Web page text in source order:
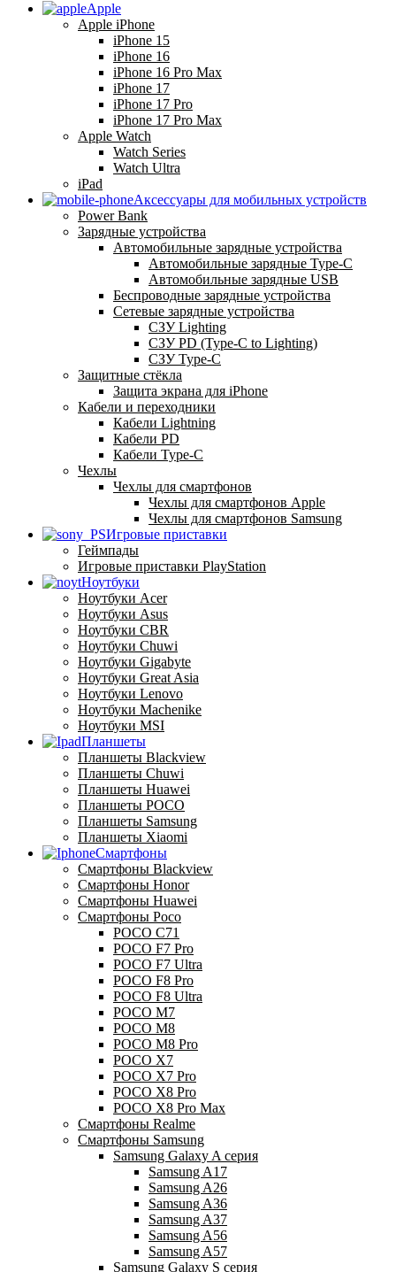
Apple
Apple iPhone
iPhone 15
iPhone 16
iPhone 16 Pro Max
iPhone 17
iPhone 17 Pro
iPhone 17 Pro Max
Apple Watch
Watch Series
Watch Ultra
iPad
Аксессуары для мобильных устройств
Power Bank
Зарядные устройства
Автомобильные зарядные устройства
Автомобильные зарядные Type-C
Автомобильные зарядные USB
Беспроводные зарядные устройства
Сетевые зарядные устройства
СЗУ Lighting
СЗУ PD (Type-C to Lighting)
СЗУ Type-C
Защитные стёкла
Защита экрана для iPhone
Кабели и переходники
Кабели Lightning
Кабели PD
Кабели Type-C
Чехлы
Чехлы для смартфонов
Чехлы для смартфонов Apple
Чехлы для смартфонов Samsung
Игровые приставки
Геймпады
Игровые приставки PlayStation
Ноутбуки
Ноутбуки Acer
Ноутбуки Asus
Ноутбуки CBR
Ноутбуки Chuwi
Ноутбуки Gigabyte
Ноутбуки Great Asia
Ноутбуки Lenovo
Ноутбуки Machenike
Ноутбуки MSI
Планшеты
Планшеты Blackview
Планшеты Chuwi
Планшеты Huawei
Планшеты POCO
Планшеты Samsung
Планшеты Xiaomi
Смартфоны
Смартфоны Blackview
Смартфоны Honor
Смартфоны Huawei
Смартфоны Poco
POCO C71
POCO F7 Pro
POCO F7 Ultra
POCO F8 Pro
POCO F8 Ultra
POCO M7
POCO M8
POCO M8 Pro
POCO X7
POCO X7 Pro
POCO X8 Pro
POCO X8 Pro Max
Смартфоны Realme
Смартфоны Samsung
Samsung Galaxy A серия
Samsung A17
Samsung A26
Samsung A36
Samsung A37
Samsung A56
Samsung A57
Samsung Galaxy S серия